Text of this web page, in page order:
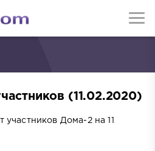
(11.02.2020)
Дома-2 на 11